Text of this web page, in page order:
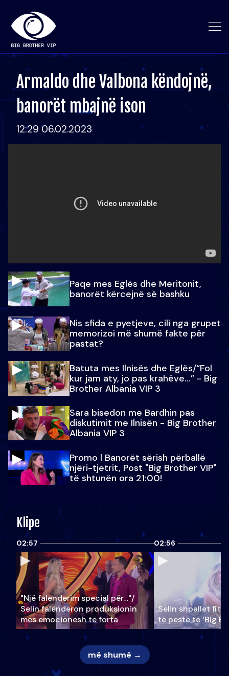
Armaldo dhe Valbona këndojnë,
banorët mbajnë ison
12:29 06.02.2023
Paqe mes Eglës dhe Meritonit,
banorët kërcejnë së bashku
Nis sfida e pyetjeve, cili nga grupet
memorizoi më shumë fakte për
pastat?
Batuta mes Ilnisës dhe Eglës/“Fol
kur jam aty, jo pas krahëve…” - Big
Brother Albania VIP 3
Sara bisedon me Bardhin pas
diskutimit me Ilnisën - Big Brother
Albania VIP 3
Promo l Banorët sërish përballë
njëri-tjetrit, Post "Big Brother VIP"
të shtunën ora 21:00!
Klipe
02:57
"Një falenderim special për…"/
Selin falënderon produksionin
mes emocionesh të forta
02:56
Selin shpallet
të pestë të ‘Big
më shumë →